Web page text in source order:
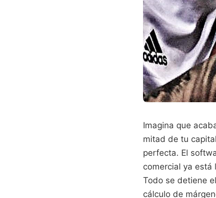
Imagina que
mitad de tu
perfecta. El
comercial ya está
Todo se detiene
cálculo de